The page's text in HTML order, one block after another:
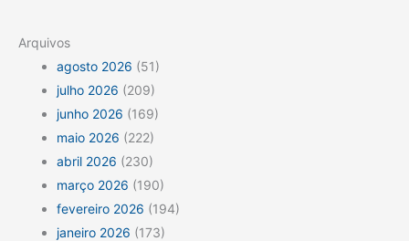
Arquivos
agosto 2026 (51)
julho 2026 (209)
junho 2026 (169)
maio 2026 (222)
abril 2026 (230)
março 2026 (190)
fevereiro 2026 (194)
janeiro 2026 (173)